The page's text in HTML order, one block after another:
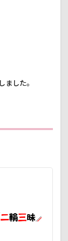
ました。